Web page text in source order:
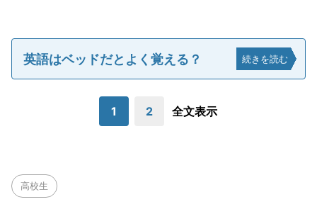
英語はベッドだとよく覚える？ 続きを読む
1 2 全文表示
高校生